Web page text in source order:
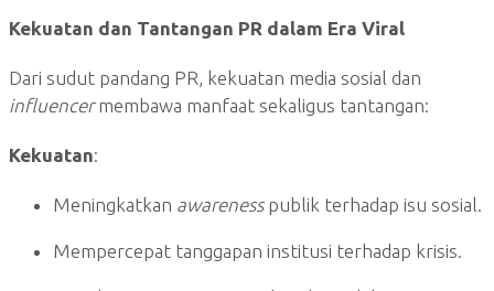
Kekuatan dan Tantangan PR dalam Era Viral
Dari sudut pandang PR, kekuatan media sosial dan
influencermembawa manfaat sekaligus tantangan:
Kekuatan:
Meningkatkan awareness publik terhadap isu sosial.
Mempercepat tanggapan institusi terhadap krisis.